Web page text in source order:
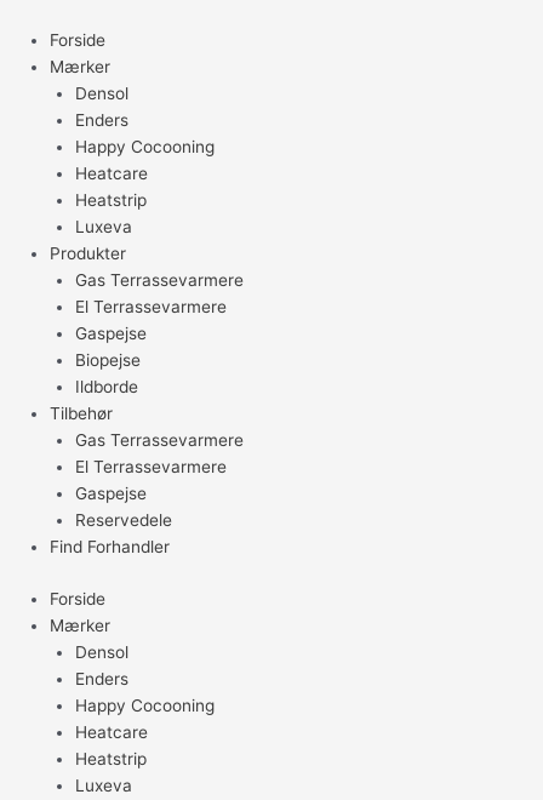
indholdet
Forside
Mærker
Densol
Enders
Happy Cocooning
Heatcare
Heatstrip
Luxeva
Produkter
Gas Terrassevarmere
El Terrassevarmere
Gaspejse
Biopejse
Ildborde
Tilbehør
Gas Terrassevarmere
El Terrassevarmere
Gaspejse
Reservedele
Find Forhandler
Forside
Mærker
Densol
Enders
Happy Cocooning
Heatcare
Heatstrip
Luxeva